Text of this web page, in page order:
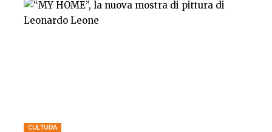
CULTURA